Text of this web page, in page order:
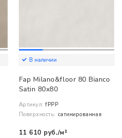
В наличии
Fap Milano&floor 80 Bianco
Satin 80x80
Артикул: fPPP
Поверхность: сатинированная
11 610 руб./м²